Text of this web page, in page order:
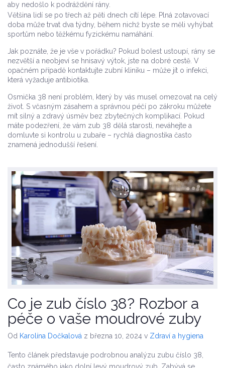
aby nedošlo k podráždění rány.
Většina lidí se po třech až pěti dnech cítí lépe. Plná zotavovací
doba může trvat dva týdny, během nichž byste se měli vyhýbat
sportům nebo těžkému fyzickému namáhání.
Jak poznáte, že je vše v pořádku? Pokud bolest ustoupí, rány se
nezvětší a neobjeví se hnisavý výtok, jste na dobré cestě. V
opačném případě kontaktujte zubní kliniku – může jít o infekci,
která vyžaduje antibiotika.
Osmička 38 není problém, který by vás musel omezovat na celý
život. S včasným zásahem a správnou péčí po zákroku můžete
mít silný a zdravý úsměv bez zbytečných komplikací. Pokud
máte podezření, že vám zub 38 dělá starosti, neváhejte a
domluvte si kontrolu u zubaře – rychlá diagnostika často
znamená jednodušší řešení.
Co je zub číslo 38? Rozbor a
péče o vaše moudrové zuby
Od Karolína Dočkalová z března 10, 2024 v Zdraví a hygiena
Tento článek představuje podrobnou analýzu zubu číslo 38,